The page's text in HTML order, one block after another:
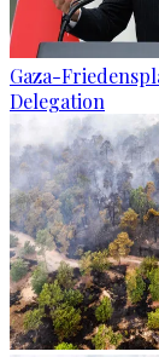
Gaza-
Delegation